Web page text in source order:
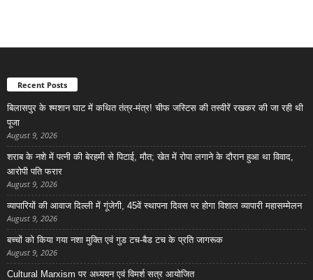
Recent Posts
बिलासपुर के श्मशान घाट में कथित तंत्र-मंत्र! चीफ जस्टिस की तस्वीरें रखकर की जा रही थी
पूजा
August 9, 2026
शराब के नशे में पत्नी की बेरहमी से पिटाई, मौत; खेत में रोपा लगाने के दौरान हुआ था विवाद,
आरोपी पति फरार
August 9, 2026
व्यापारियों की आवाज दिल्ली में गूंजेगी, 45वें स्थापना दिवस पर होगा विशाल व्यापारी महासम्मेलन
August 9, 2026
बच्चों को किया गया नशा मुक्ति एवं गुड टच-बैड टच के प्रति जागरूक
August 9, 2026
Cultural Marxism पर अध्ययन एवं विमर्श सत्र आयोजित